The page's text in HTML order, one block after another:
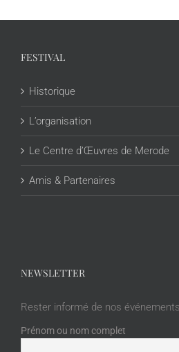
FESTIVAL
Historique
L’organisation
Le Centre d’Œuvres de Merode
Amis & Partenaires
NEWSLETTER
Rester informé de nos
Prénom ou nom complet